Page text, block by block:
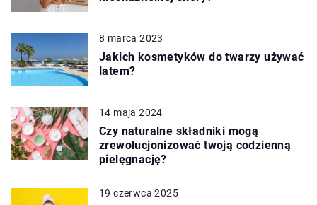
8 marca 2023
Jakich kosmetyków do twarzy używać
latem?
14 maja 2024
Czy naturalne składniki mogą
zrewolucjonizować twoją codzienną
pielęgnację?
19 czerwca 2025